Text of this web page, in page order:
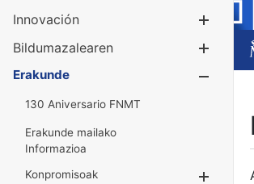
Innovación
Bildumazalearen
Erakunde
130 Aniversario FNMT
Erakunde mailako
Informazioa
Konpromisoak